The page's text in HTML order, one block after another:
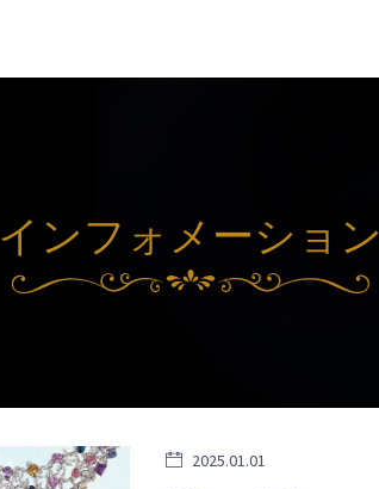
インフォメーション
2025.01.01